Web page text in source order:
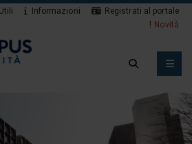
Informazioni
Registrati al portale
Novità